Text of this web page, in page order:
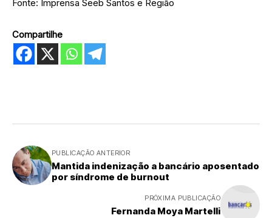
Fonte: Imprensa Seeb Santos e Região
Compartilhe
PUBLICAÇÃO ANTERIOR
Mantida indenização a bancário aposentado
por síndrome de burnout
PRÓXIMA PUBLICAÇÃO
Fernanda Moya Martelli